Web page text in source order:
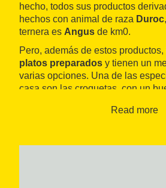
hecho, todos sus productos
hechos con animal de raza Duroc
ternera es Angus de km0.
Pero, además de estos
platos preparados y tienen un
varias opciones. Una de las
casa son las croquetas, con un
cateringpara
Read more